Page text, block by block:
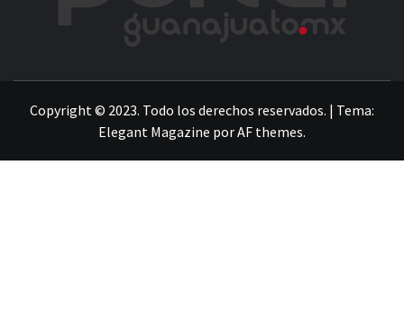
Copyright © 2023. Todo los derechos reservados. | Tema:
Elegant Magazine porAF themes.